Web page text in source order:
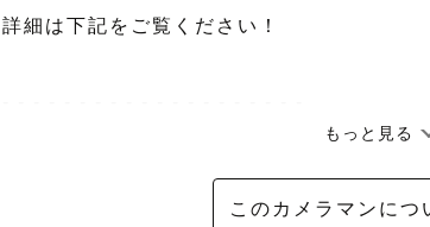
詳細は下記をご覧ください！
ゲストの皆様に寄り添ってたくさんお話を
もっと見る
このカメラマンにつ